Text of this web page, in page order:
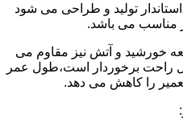
استاندار تولید و طراحی می شود
مناسب می باشد.
خورشید و آتش نیز مقاوم می
راحت برخوردار است،طول عمر
تعمیر را کاهش می دهد.